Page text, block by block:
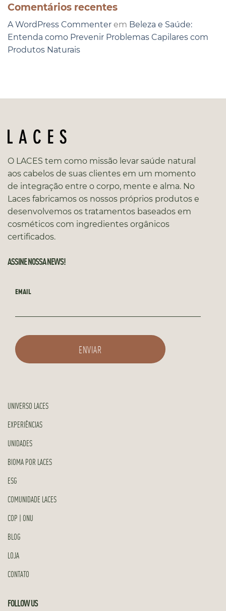
Comentários recentes
A WordPress Commenter em Beleza e Saúde:
Entenda como Prevenir Problemas Capilares com
Produtos Naturais
O LACES tem como missão levar saúde natural
aos cabelos de suas clientes em um momento
de integração entre o corpo, mente e alma. No
Laces fabricamos os nossos próprios produtos e
desenvolvemos os tratamentos baseados em
cosméticos com ingredientes orgânicos
certificados.
ASSINE NOSSA NEWS!
EMAIL
UNIVERSO LACES
EXPERIÊNCIAS
UNIDADES
BIOMA POR LACES
ESG
COMUNIDADE LACES
COP | ONU
BLOG
LOJA
CONTATO
FOLLOW US